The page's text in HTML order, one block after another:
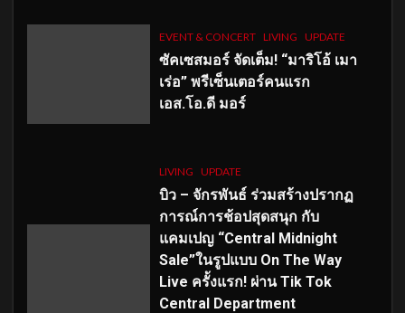
EVENT & CONCERT LIVING UPDATE
ซัคเซสมอร์ จัดเต็ม! “มาริโอ้ เมา
เร่อ” พรีเซ็นเตอร์คนแรก
เอส.โอ.ดี มอร์
LIVING UPDATE
บิว – จักรพันธ์ ร่วมสร้างปรากฏ
การณ์การช้อปสุดสนุก กับ
แคมเปญ “Central Midnight
Sale”ในรูปแบบ On The Way
Live ครั้งแรก! ผ่าน Tik Tok
Central Department